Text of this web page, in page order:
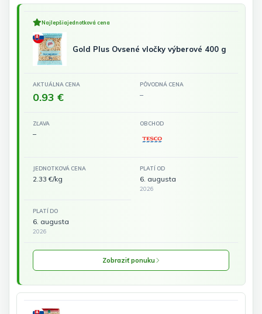
Najlepšiajednotková cena
Gold Plus Ovsené vločky výberové 400 g
AKTUÁLNA CENA
0.93 €
PÔVODNÁ CENA
–
ZĽAVA
–
OBCHOD
JEDNOTKOVÁ CENA
2.33 €/kg
PLATÍ OD
6. augusta
2026
PLATÍ DO
6. augusta
2026
Zobraziť ponuku